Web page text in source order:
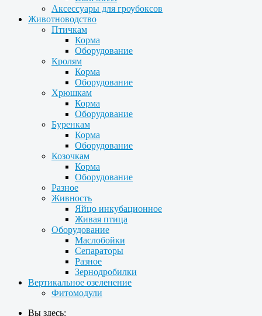
Аксессуары для гроубоксов
Животноводство
Птичкам
Корма
Оборудование
Кролям
Корма
Оборудование
Хрюшкам
Корма
Оборудование
Буренкам
Корма
Оборудование
Козочкам
Корма
Оборудование
Разное
Живность
Яйцо инкубационное
Живая птица
Оборудование
Маслобойки
Сепараторы
Разное
Зернодробилки
Вертикальное озеленение
Фитомодули
Вы здесь: